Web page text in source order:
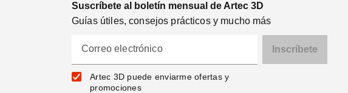
Suscríbete al boletín mensual de Artec 3D
Guías útiles, consejos prácticos y mucho más
Correo electrónico
Artec 3D puede enviarme ofertas y
promociones